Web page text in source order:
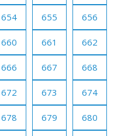
654 655 656
660 661 662
666 667 668
672 673 674
678 679 680